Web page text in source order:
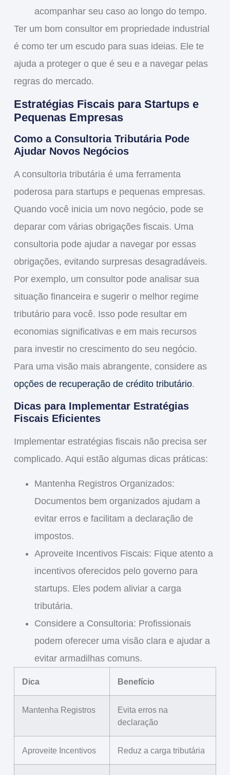
acompanhar seu caso ao longo do tempo.
Ter um bom consultor em propriedade industrial
é como ter um escudopara suas ideias. Ele te
ajuda a proteger o que é seu e a navegar pelas
regras do mercado.
Estratégias Fiscais para Startups e
Pequenas Empresas
Como a Consultoria Tributária Pode
Ajudar Novos Negócios
A consultoria tributária é uma ferramenta
poderosa para startups e pequenas empresas.
Quando você inicia um novo negócio, pode se
deparar com várias obrigações fiscais. Uma
consultoria pode ajudar a navegarpor essas
obrigações, evitando surpresas desagradáveis.
Por exemplo, um consultor pode analisar sua
situação financeira e sugerir o melhor regime
tributário para você. Isso pode resultar em
economias significativase em mais recursos
para investir no crescimento do seu negócio.
Para uma visão mais abrangente, considere as
opções de recuperação de crédito tributário.
Dicas para Implementar Estratégias
Fiscais Eficientes
Implementar estratégias fiscais não precisa ser
complicado. Aqui estão algumas dicas práticas:
Mantenha Registros Organizados:
Documentos bem organizados ajudam a
evitar erros e facilitam a declaração de
impostos.
Aproveite Incentivos Fiscais: Fique atento a
incentivos oferecidos pelo governo para
startups. Eles podem aliviar a carga
tributária.
Considere a Consultoria: Profissionais
podem oferecer uma visão clara e ajudar a
evitar armadilhas comuns.
Dica Benefício
Mantenha Registros
Evita erros na
declaração
Aproveite Incentivos Reduz a carga tributária